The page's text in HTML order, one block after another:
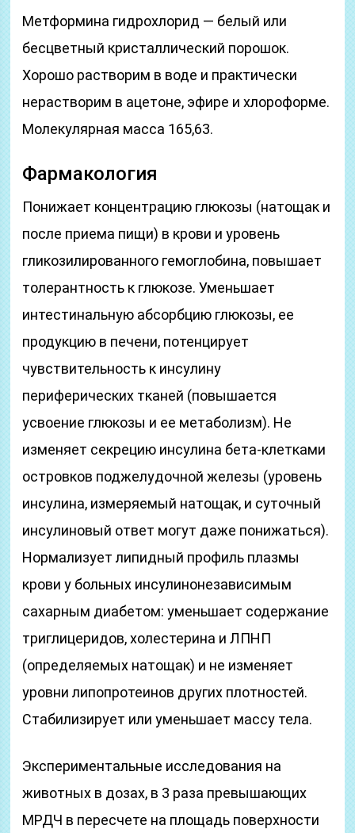
Метформина гидрохлорид — белый или
бесцветный кристаллический порошок.
Хорошо растворим в воде и практически
нерастворим в ацетоне, эфире и хлороформе.
Молекулярная масса 165,63.
Фармакология
Понижает концентрацию глюкозы (натощак и
после приема пищи) в крови и уровень
гликозилированного гемоглобина, повышает
толерантность к глюкозе. Уменьшает
интестинальную абсорбцию глюкозы, ее
продукцию в печени, потенцирует
чувствительность к инсулину
периферических тканей (повышается
усвоение глюкозы и ее метаболизм). Не
изменяет секрецию инсулина бета-клетками
островков поджелудочной железы (уровень
инсулина, измеряемый натощак, и суточный
инсулиновый ответ могут даже понижаться).
Нормализует липидный профиль плазмы
крови у больных инсулинонезависимым
сахарным диабетом: уменьшает содержание
триглицеридов, холестерина и ЛПНП
(определяемых натощак) и не изменяет
уровни липопротеинов других плотностей.
Стабилизирует или уменьшает массу тела.
Экспериментальные исследования на
животных в дозах, в 3 раза превышающих
МРДЧ в пересчете на площадь поверхности